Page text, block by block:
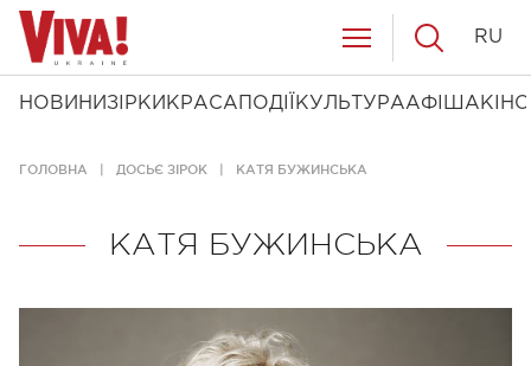
НОВИНИ ЗІРКИ КРАСА ПОДІЇ КУЛЬТУРААФІША КІНО
RU
ГОЛОВНА ДОСЬЄ ЗІРОК КАТЯ БУЖИНСЬКА
КАТЯ БУЖИНСЬКА